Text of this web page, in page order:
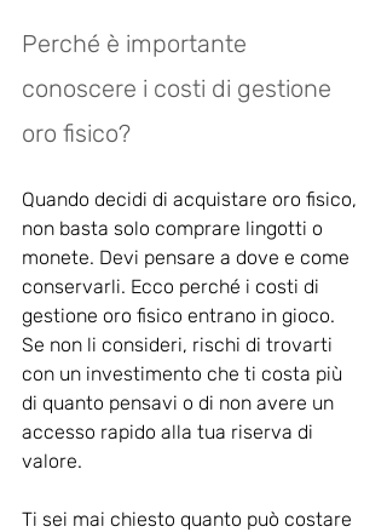
Perché è importante
conoscere i costi di gestione
oro fisico?
Quando decidi di acquistare oro fisico,
non basta solo comprare lingotti o
monete. Devi pensare a dove e come
conservarli. Ecco perché i costi di
gestione oro fisico entrano in gioco.
Se non li consideri, rischi di trovarti
con un investimento che ti costa più
di quanto pensavi o di non avere un
accesso rapido alla tua riserva di
valore.
Ti sei mai chiesto quanto può costare